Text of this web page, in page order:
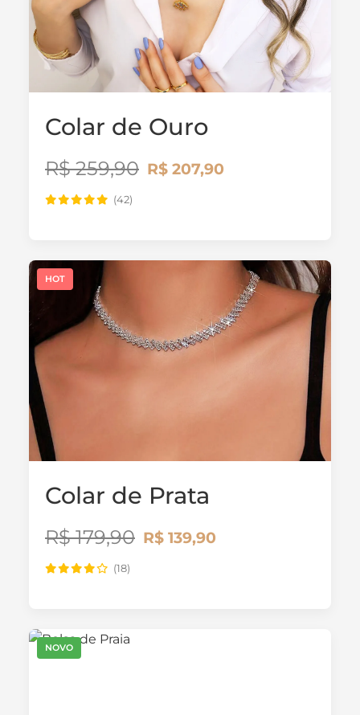
Colar de Ouro
R$ 259,90 R$ 207,90
(42)
HOT
Colar de Prata
R$ 179,90 R$ 139,90
(18)
NOVO